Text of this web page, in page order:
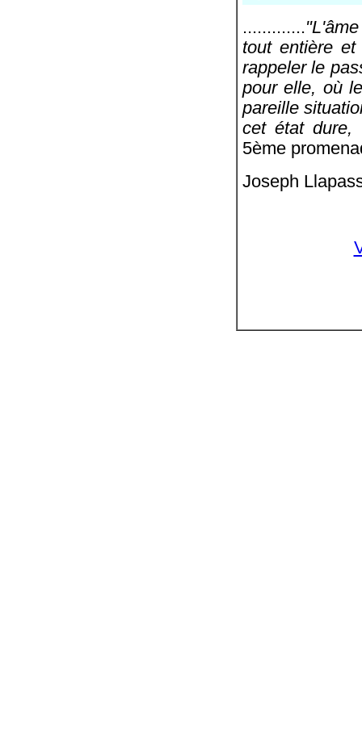
.............
tout entière
rappeler le
pour elle, où
pareille
cet état dure,
5ème
Joseph